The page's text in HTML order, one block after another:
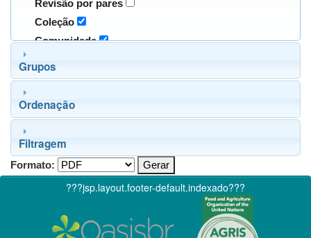
Revisão por pares
Coleção
Comunidade
Grupos
Ordenação
Filtragem
Formato:
???jsp.layout.footer-default.indexado???